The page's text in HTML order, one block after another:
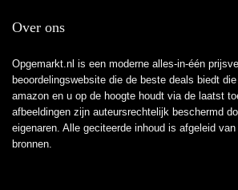
Over ons
Opgemarkt.nl is een moderne alles-in-één
beoordelingswebsite die de beste deals biedt
amazon en u op de hoogte houdt via de laatst
afbeeldingen zijn auteursrechtelijk beschermd
eigenaren. Alle geciteerde inhoud is afgeleid
bronnen.